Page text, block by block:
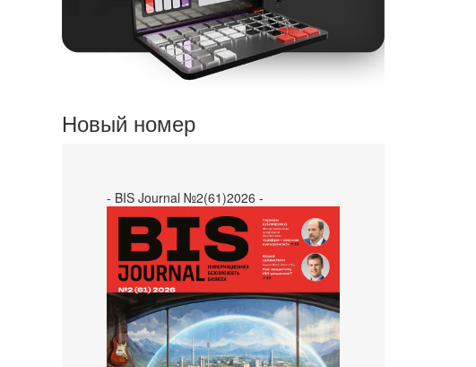
Новый номер
- BIS Journal №2(61)2026 -